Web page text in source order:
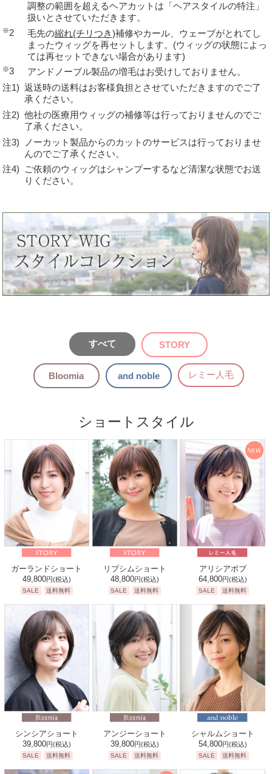
調整の範囲を超えるヘアカットは「ヘアスタイルの特注」
扱いとさせていただきます。
2
毛先の縮れ(チリつき)補修やカール、ウェーブがとれてし
まったウィッグを再セットします。(ウィッグの状態によっ
ては再セットできない場合があります)
3
アンドノーブル製品の増毛はお受けしておりません。
注1) 返送時の送料はお客様負担とさせていただきますのでご了
承ください。
注2) 他社の医療用ウィッグの補修等は行っておりませんのでご
了承ください。
注3)
ノーカット製品からのカットのサービスは行っておりませ
んのでご了承ください。
注4)
ご依頼のウィッグはシャンプーするなど清潔な状態でお送
りください。
すべて STORY
Bloomia and noble レミー人毛
ショートスタイル
ガーランドショート
49,800円(税込)
SALE 送料無料
リプシムショート
48,800円(税込)
SALE 送料無料
アリシアボブ
64,800円(税込)
SALE 送料無料
シンシアショート
39,800円(税込)
SALE 送料無料
アンジーショート
39,800円(税込)
SALE 送料無料
シャルムショート
54,800円(税込)
SALE 送料無料